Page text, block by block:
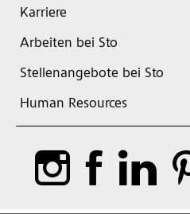
Karriere
Arbeiten bei Sto
Stellenangebote bei Sto
Human Resources